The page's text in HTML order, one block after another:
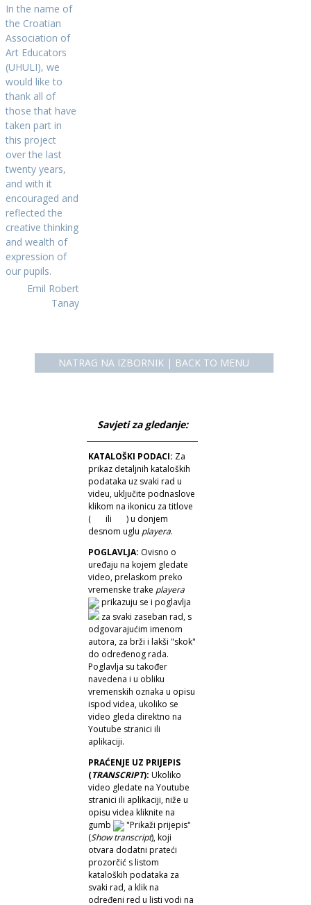
In the name of
the Croatian
Association of
Art Educators
(UHULI), we
would like to
thank all of
those that have
taken part in
this project
over the last
twenty years,
and with it
encouraged and
reflected the
creative thinking
and wealth of
expression of
our pupils.
Emil Robert
Tanay
NATRAG NA IZBORNIK | BACK TO MENU
Savjeti za gledanje:
KATALOŠKI PODACI: Za
prikaz detaljnih kataloških
podataka uz svaki rad u
videu, uključite podnaslove
klikom na ikonicu za titlove
(
ili
) u donjem
desnom uglu playera.
POGLAVLJA: Ovisno o
uređaju na kojem gledate
video, prelaskom preko
vremenske trake playera
prikazuju se i poglavlja
za svaki zaseban rad, s
odgovarajućim imenom
autora, za brži i lakši "skok"
do određenog rada.
Poglavlja su također
navedena i u obliku
vremenskih oznaka u opisu
ispod videa, ukoliko se
video gleda direktno na
Youtube stranici ili
aplikaciji.
PRAĆENJE UZ PRIJEPIS
(TRANSCRIPT): Ukoliko
video gledate na Youtube
stranici ili aplikaciji, niže u
opisu videa kliknite na
gumb
"Prikaži prijepis"
(Show transcript), koji
otvara dodatni prateći
prozorčić s listom
kataloških podataka za
svaki rad, a klik na
određeni red u listi vodi na